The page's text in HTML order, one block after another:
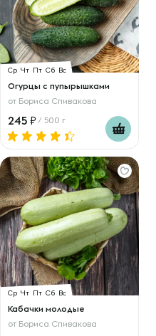
Ср Чт Пт Сб Вс
Огурцы с пупырышками
от Бориса Спивакова
245 / 500 г
Ср Чт Пт Сб Вс
Кабачки молодые
от Бориса Спивакова